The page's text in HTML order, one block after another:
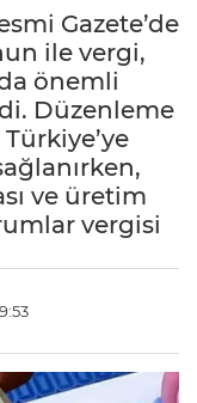
Gazete’de
ile vergi,
önemli
Düzenleme
ve üretim
vergisi